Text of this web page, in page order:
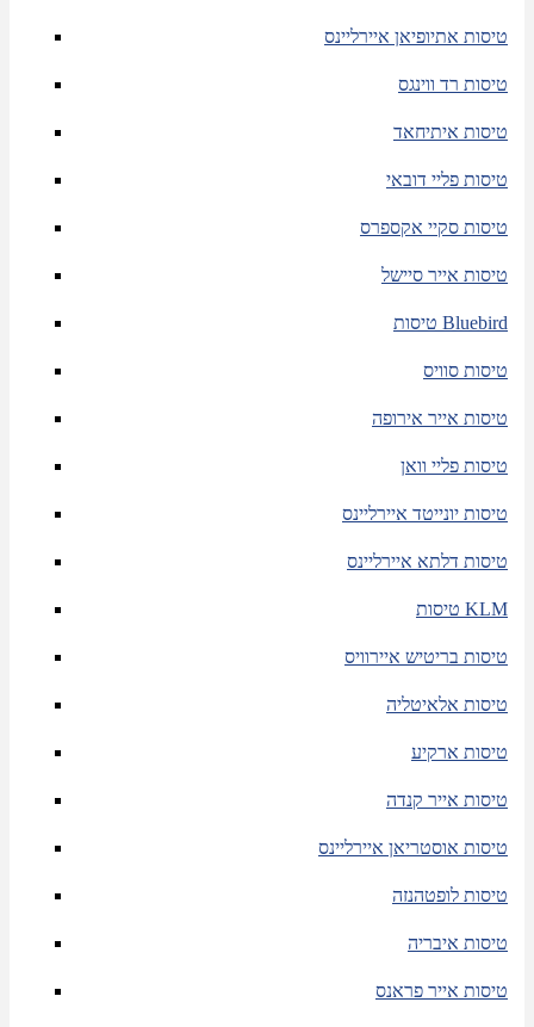
טיסות אתיופיאן איירליינס
טיסות רד ווינגס
טיסות איתיחאד
טיסות פליי דובאי
טיסות סקיי אקספרס
טיסות אייר סיישל
טיסות Bluebird
טיסות סוויס
טיסות אייר אירופה
טיסות פליי וואן
טיסות יונייטד איירליינס
טיסות דלתא איירליינס
טיסות KLM
טיסות בריטיש איירוויס
טיסות אלאיטליה
טיסות ארקיע
טיסות אייר קנדה
טיסות אוסטריאן איירליינס
טיסות לופטהנזה
טיסות איבריה
טיסות אייר פראנס